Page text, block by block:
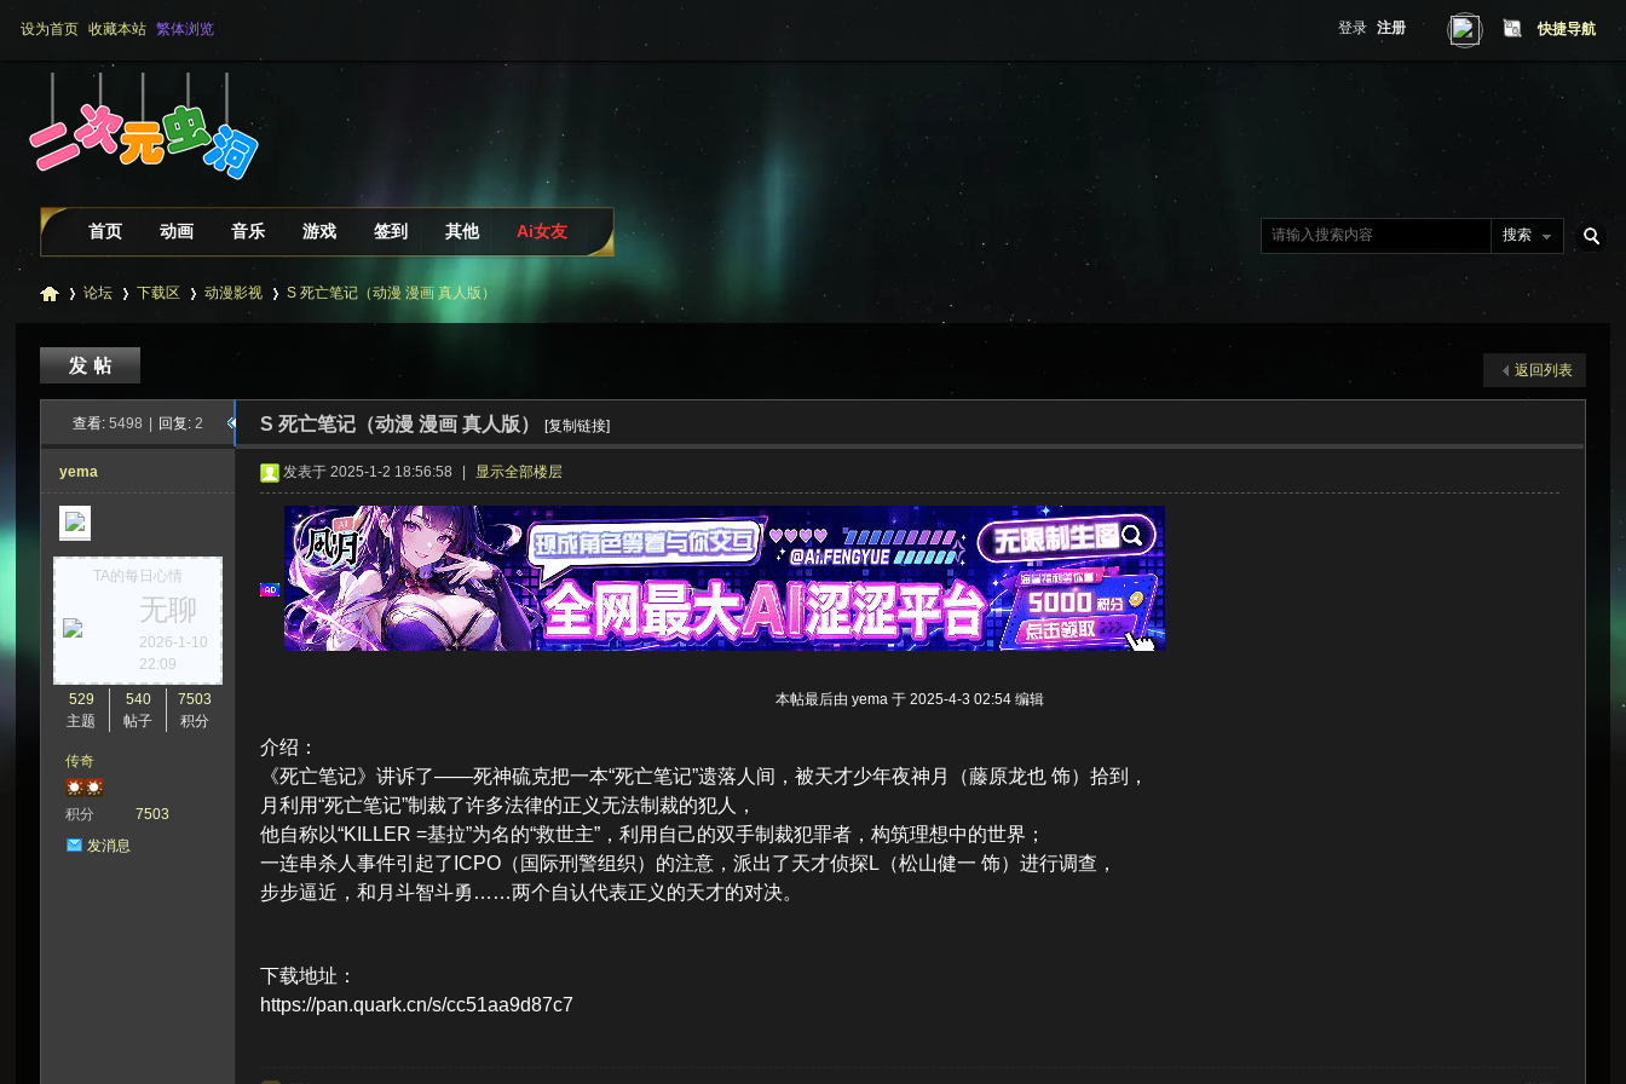
设为首页 收藏本站 繁体浏览 快捷导航
登录 注册
搜索
首页 动画 音乐 游戏 签到 其他 Ai女友
二
次
»
论坛
›
下载区
›
动漫影视
›
S 死亡笔记（动漫 漫画 真人版）
返回列表
查看: 5498 回复: 2 S 死亡笔记（动漫 漫画 真人版） [复制链接]
yema
TA的每日心情
无聊
2026-1-10
22:09
529
主题
540
帖子
7503
积分
传奇
积分
7503
发消息
发表于 2025-1-2 18:56:58 显示全部楼层
本帖最后由 yema 于 2025-4-3 02:54 编辑
介绍：
《死亡笔记》讲诉了——死神硫克把一本“死亡笔记”遗落人间，被天才少年夜神月（藤原龙也 饰）拾到，
月利用“死亡笔记”制裁了许多法律的正义无法制裁的犯人，
他自称以“KILLER =基拉”为名的“救世主”，利用自己的双手制裁犯罪者，构筑理想中的世界；
一连串杀人事件引起了ICPO（国际刑警组织）的注意，派出了天才侦探L（松山健一 饰）进行调查，
步步逼近，和月斗智斗勇……两个自认代表正义的天才的对决。
下载地址：
https://pan.quark.cn/s/cc51aa9d87c7